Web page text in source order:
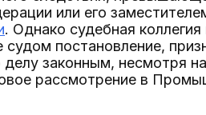
или его
. Однако судебная
постановление,
делу законным, несмотря
рассмотрение в